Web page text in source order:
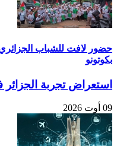
حضور لافت للشباب الجزائري
بكوتونو
استعراض تجربة
09 أوت 2026